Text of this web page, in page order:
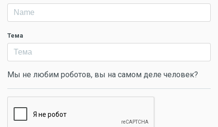
Тема
Мы не любим роботов, вы на самом деле человек?